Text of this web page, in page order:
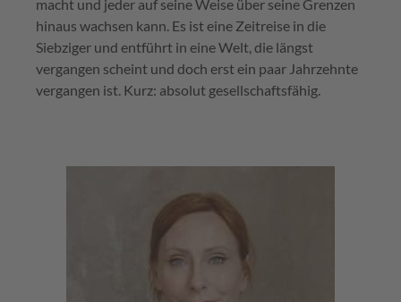
macht und jeder auf seine Weise über seine Grenzen
hinaus wachsen kann. Es ist eine Zeitreise in die
Siebziger und entführt in eine Welt, die längst
vergangen scheint und doch erst ein paar Jahrzehnte
vergangen ist. Kurz: absolut gesellschaftsfähig.